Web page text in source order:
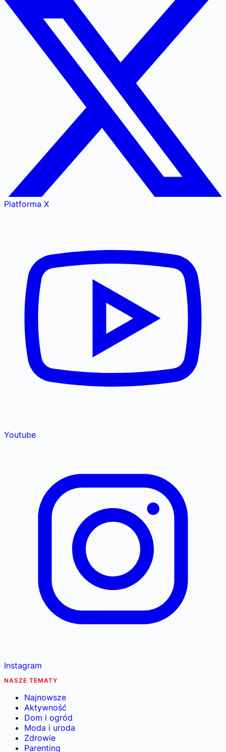
Platforma X
Youtube
Instagram
NASZE TEMATY
Najnowsze
Aktywność
Dom i ogród
Moda i uroda
Zdrowie
Parenting